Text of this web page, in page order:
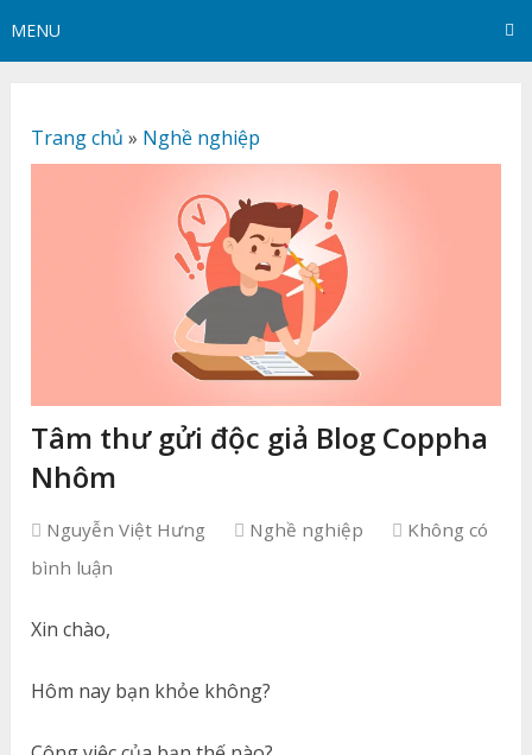
MENU
Trang chủ » Nghề nghiệp
Tâm thư gửi độc giả Blog Coppha
Nhôm
Nguyễn Việt Hưng Nghề nghiệp
Không có
bình luận
Xin chào,
Hôm nay bạn khỏe không?